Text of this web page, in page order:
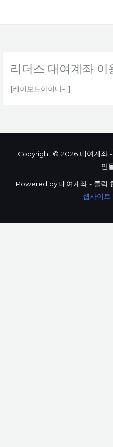
리더스 대여계좌 이
[케이보드아이디=1]
Copyright © 2026 대여계좌 -
만
Powered by 대여계좌 - 클릭
웹사이트